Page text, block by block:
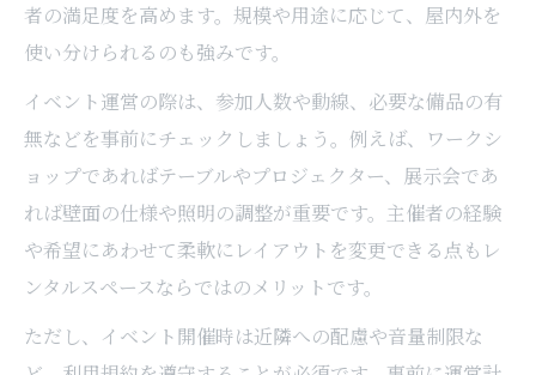
者の満足度を高めます。規模や用途に応じて、屋内外を
使い分けられるのも強みです。
イベント運営の際は、参加人数や動線、必要な備品の有
無などを事前にチェックしましょう。例えば、ワークシ
ョップであればテーブルやプロジェクター、展示会であ
れば壁面の仕様や照明の調整が重要です。主催者の経験
や希望にあわせて柔軟にレイアウトを変更できる点もレ
ンタルスペースならではのメリットです。
ただし、イベント開催時は近隣への配慮や音量制限な